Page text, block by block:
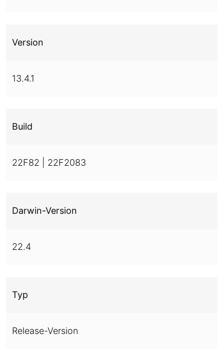
Version
13.4.1
Build
22F82 | 22F2083
Darwin-Version
22.4
Typ
Release-Version